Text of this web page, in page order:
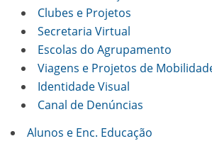
Clubes e Projetos
Secretaria Virtual
Escolas do Agrupamento
Viagens e Projetos de
Identidade Visual
Canal de Denúncias
Alunos e Enc. Educação